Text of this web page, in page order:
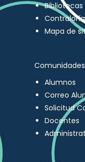
Bibliotecas
Mapa de
Comunidades
Alumnos
Correo
Solicitud
Docentes